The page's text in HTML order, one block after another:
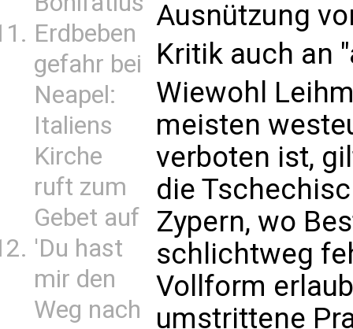
Erdbeben
gefahr bei
Neapel:
Italiens
Kirche
ruft zum
Gebet auf
'Du hast
mir den
Weg nach
Ausnützung
Kritik auch an
Wiewohl
meisten
verboten ist,
die
Zypern, wo
schlichtweg
Vollform
umstrittene